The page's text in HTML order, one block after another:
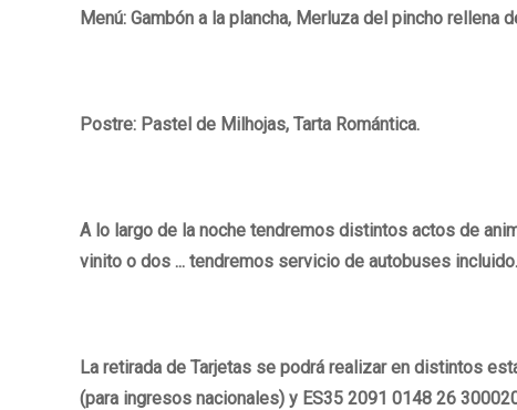
Menú: Gambón a la plancha, Merluza del pincho
Postre: Pastel de Milhojas, Tarta Romántica.
A lo largo de la noche tendremos distintos actos de
vinito o dos ... tendremos servicio de autobuses incluido.
La retirada de Tarjetas se podrá realizar en distintos
(para ingresos nacionales) y ES35 2091 0148 26